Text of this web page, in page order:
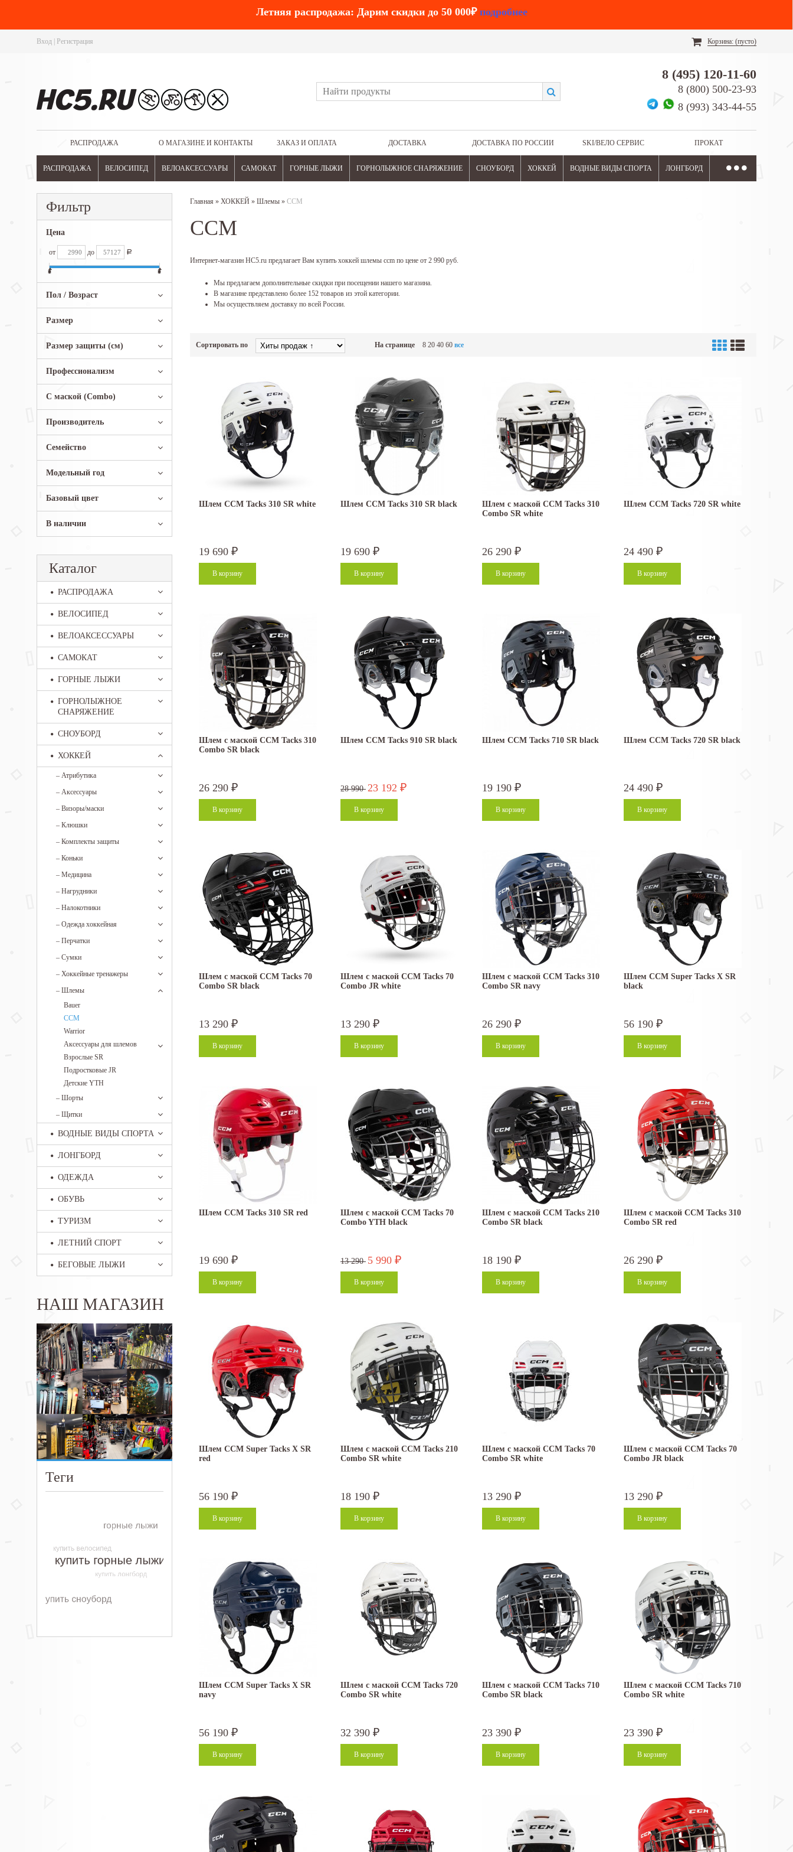
Летняя распродажа: Дарим скидки до 50 000₽ подробнее
Вход Регистрация Корзина: (пусто)
8 (495) 120-11-60
8 (800) 500-23-93
8 (993) 343-44-55
РАСПРОДАЖА О МАГАЗИНЕ И КОНТАКТЫ ЗАКАЗ И ОПЛАТА ДОСТАВКА ДОСТАВКА ПО РОССИИ SKI/ВЕЛО СЕРВИС ПРОКАТ
РАСПРОДАЖА ВЕЛОСИПЕД ВЕЛОАКСЕССУАРЫ САМОКАТ ГОРНЫЕ ЛЫЖИ ГОРНОЛЫЖНОЕ СНАРЯЖЕНИЕ СНОУБОРД ХОККЕЙ ВОДНЫЕ ВИДЫ СПОРТА ЛОНГБОРД
Фильтр
Цена
от до Р
Пол / Возраст
Размер
Размер защиты (см)
Профессионализм
С маской (Combo)
Производитель
Семейство
Модельный год
Базовый цвет
В наличии
Каталог
РАСПРОДАЖА
ВЕЛОСИПЕД
ВЕЛОАКСЕССУАРЫ
САМОКАТ
ГОРНЫЕ ЛЫЖИ
ГОРНОЛЫЖНОЕ
СНАРЯЖЕНИЕ
СНОУБОРД
ХОККЕЙ
– Атрибутика
– Аксессуары
– Визоры/маски
– Клюшки
– Комплекты защиты
– Коньки
– Медицина
– Нагрудники
– Налокотники
– Одежда хоккейная
– Перчатки
– Сумки
– Хоккейные тренажеры
– Шлемы
Bauer
CCM
Warrior
Аксессуары для шлемов
Взрослые SR
Подростковые JR
Детские YTH
– Шорты
– Щитки
ВОДНЫЕ ВИДЫ СПОРТА
ЛОНГБОРД
ОДЕЖДА
ОБУВЬ
ТУРИЗМ
ЛЕТНИЙ СПОРТ
БЕГОВЫЕ ЛЫЖИ
НАШ МАГАЗИН
Теги
Главная » ХОККЕЙ » Шлемы » CCM
CCM
Интернет-магазин HC5.ru предлагает Вам купить хоккей шлемы ccm по цене от 2 990 руб.
Мы предлагаем дополнительные скидки при посещении нашего магазина.
В магазине представлено более 152 товаров из этой категории.
Мы осуществляем доставку по всей России.
Сортировать по На странице 8 20 40 60 все
Шлем CCM Tacks 310 SR white
19 690 ₽
Шлем CCM Tacks 310 SR black
19 690 ₽
Шлем с маской CCM Tacks 310
Combo SR white
26 290 ₽
Шлем CCM Tacks 720 SR white
24 490 ₽
Шлем с маской CCM Tacks 310
Combo SR black
26 290 ₽
Шлем CCM Tacks 910 SR black
28 990 23 192 ₽
Шлем CCM Tacks 710 SR black
19 190 ₽
Шлем CCM Tacks 720 SR black
24 490 ₽
Шлем с маской CCM Tacks 70
Combo SR black
13 290 ₽
Шлем с маской CCM Tacks 70
Combo JR white
13 290 ₽
Шлем с маской CCM Tacks 310
Combo SR navy
26 290 ₽
Шлем CCM Super Tacks X SR
black
56 190 ₽
Шлем CCM Tacks 310 SR red
19 690 ₽
Шлем с маской CCM Tacks 70
Combo YTH black
13 290 5 990 ₽
Шлем с маской CCM Tacks 210
Combo SR black
18 190 ₽
Шлем с маской CCM Tacks 310
Combo SR red
26 290 ₽
Шлем CCM Super Tacks X SR
red
56 190 ₽
Шлем с маской CCM Tacks 210
Combo SR white
18 190 ₽
Шлем с маской CCM Tacks 70
Combo SR white
13 290 ₽
Шлем с маской CCM Tacks 70
Combo JR black
13 290 ₽
Шлем CCM Super Tacks X SR
navy
56 190 ₽
Шлем с маской CCM Tacks 720
Combo SR white
32 390 ₽
Шлем с маской CCM Tacks 710
Combo SR black
23 390 ₽
Шлем с маской CCM Tacks 710
Combo SR white
23 390 ₽